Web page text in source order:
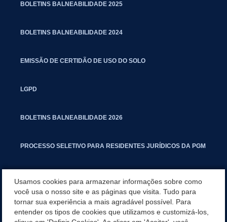
BOLETINS BALNEABILIDADE 2025
BOLETINS BALNEABILIDADE 2024
EMISSÃO DE CERTIDÃO DE USO DO SOLO
LGPD
BOLETINS BALNEABILIDADE 2026
PROCESSO SELETIVO PARA RESIDENTES JURÍDICOS DA PGM
MANUAL DE PROCEDIMENTOS IMOBILIÁRIOS SEINFRA
Usamos cookies para armazenar informações sobre como
você usa o nosso site e as páginas que visita. Tudo para
tornar sua experiência a mais agradável possível. Para
entender os tipos de cookies que utilizamos e customizá-los,